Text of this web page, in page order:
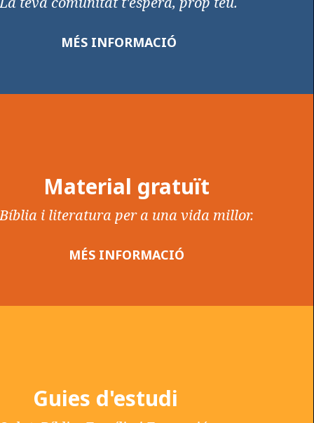
MÉS INFORMACIÓ
Material gratuït
Bíblia i literatura per a una vida millor.
MÉS INFORMACIÓ
Guies d'estudi